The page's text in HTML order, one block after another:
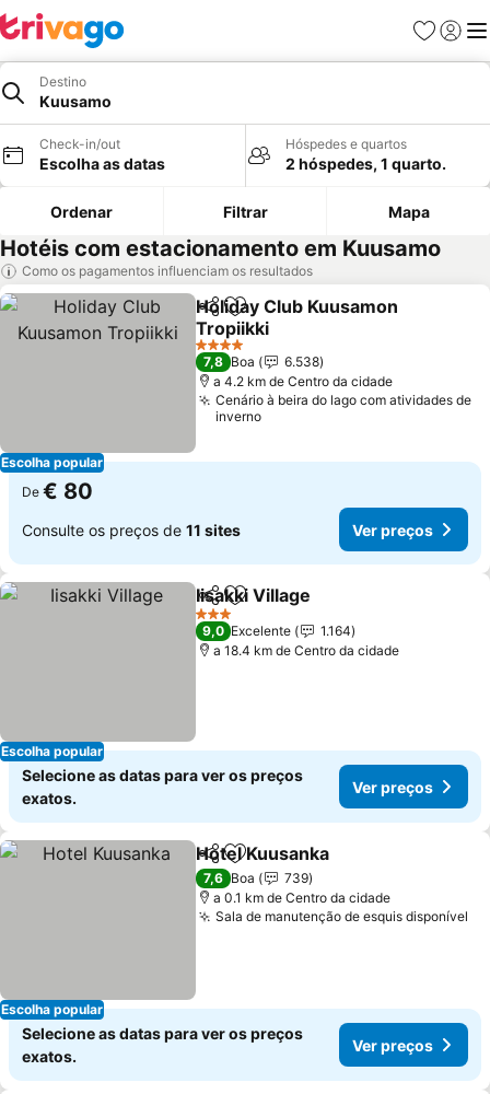
Favoritos
Iniciar
Destino
Kuusamo
Check-in/out
Escolha as datas
Hóspedes e quartos
2 hóspedes, 1 quarto.
Ordenar Filtrar Mapa
Hotéis com estacionamento em Kuusamo
Como os pagamentos influenciam os resultados
Escolha popular
PartilharAdicionar aos favoritos
Holiday Club Kuusamon
Tropiikki
Ver preços
4 Estrelas
7,8 Boa
6.538
a 4.2 km de Centro da cidade
Cenário à beira do lago com atividades de
inverno
De € 80
Consulte os preços de 11 sites Ver preços
Escolha popular
PartilharAdicionar aos favoritos
Iisakki Village
3 Estrelas
9,0 Excelente
1.164
a 18.4 km de Centro da cidade
Selecione as datas para ver os preços
exatos.
Ver preços
Escolha popular
PartilharAdicionar aos favoritos
Hotel Kuusanka
7,6 Boa
739
a 0.1 km de Centro da cidade
Sala de manutenção de esquis disponível
Selecione as datas para ver os preços
exatos.
Ver preços